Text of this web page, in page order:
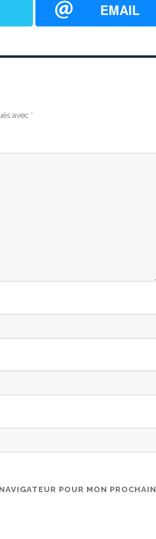
EMAIL
avec *
POUR MON PROCHAIN